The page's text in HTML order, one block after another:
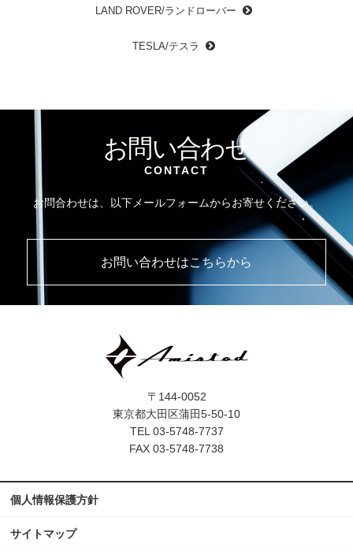
LAND ROVER/ランドローバー
TESLA/テスラ
お問い合わせ
CONTACT
お問合わせは、以下メールフォームからお寄せください。
お問い合わせはこちらから
〒144-0052
東京都大田区蒲田5-50-10
TEL 03-5748-7737
FAX 03-5748-7738
個人情報保護方針
サイトマップ